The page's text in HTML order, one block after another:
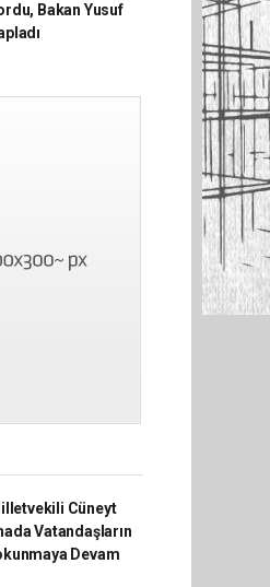
Bakan Yusuf
Cüneyt
Vatandaşların
Devam